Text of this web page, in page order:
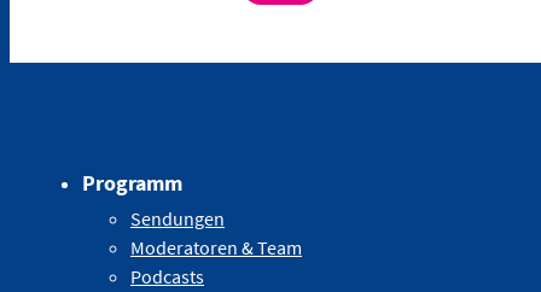
Programm
Sendungen
Moderatoren & Team
Podcasts